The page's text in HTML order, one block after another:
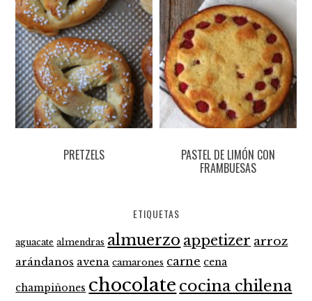
PRETZELS PASTEL DE LIMÓN CON
FRAMBUESAS
ETIQUETAS
aguacate almendras almuerzo appetizer arroz
arándanos avena camarones carne cena
champiñones chocolate cocina chilena